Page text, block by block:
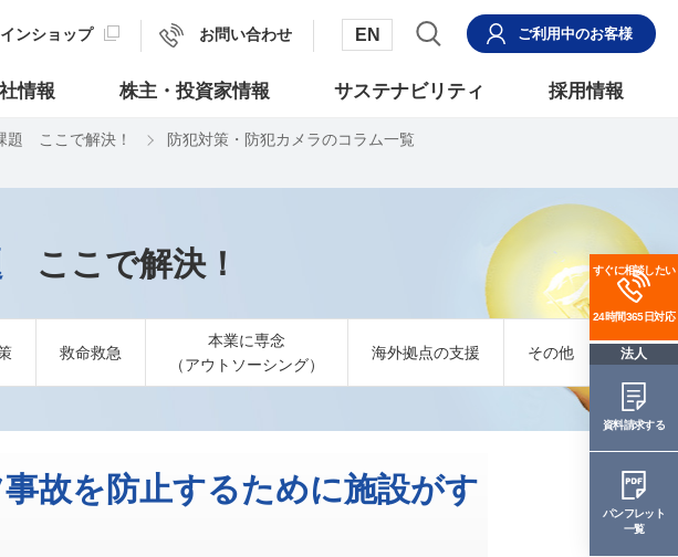
ンショップ お問い合わせ EN ご利用中のお客様
情報 株主・投資家情報 サステナビリティ 採用情報
題 ここで解決！
防犯対策・防犯カメラのコラム一覧
ここで解決！
救命救急
本業に専念
（アウトソーシング）
海外拠点の支援 その他
故を防止するために施設がす
すぐに相談したい
24時間365日対応
法人
資料請求する
パンフレット
一覧